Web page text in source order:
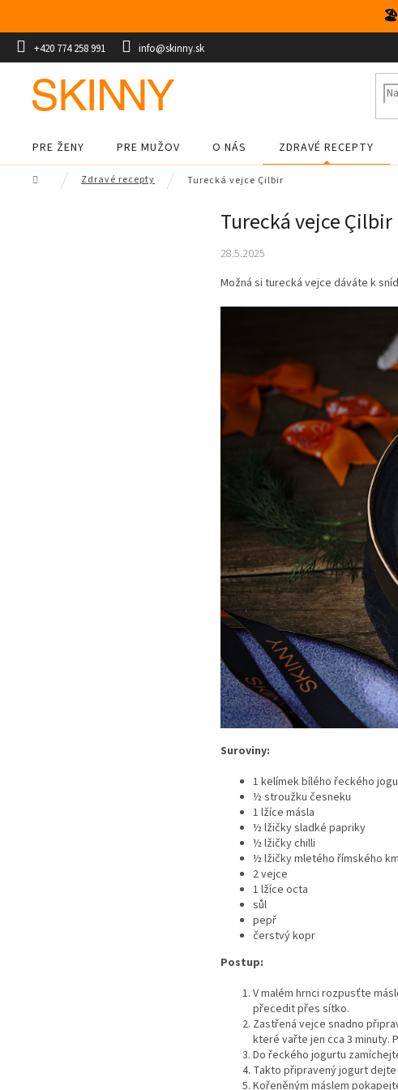
obsah
🏖️
+420 774 258 991 info@skinny.sk
PRE ŽENY PRE MUŽOV O NÁS ZDRAVÉ RECEPTY
Domov Zdravé recepty Turecká vejce Çilbir
Turecká vejce Çilbir
28.5.2025
Možná si turecká vejce dáváte k
Suroviny:
1 kelímek bílého řeckého
½ stroužku česneku
1 lžíce másla
½ lžičky sladké papriky
½ lžičky chilli
½ lžičky mletého římského
2 vejce
1 lžíce octa
sůl
pepř
čerstvý kopr
Postup:
V malém hrnci rozpusťte
přecedit přes sítko.
Zastřená vejce snadno
které vařte jen cca 3 minuty.
Do řeckého jogurtu
Takto připravený jogurt
Kořeněným máslem